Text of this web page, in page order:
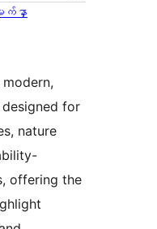
က်နှာ
for
nature
offering the